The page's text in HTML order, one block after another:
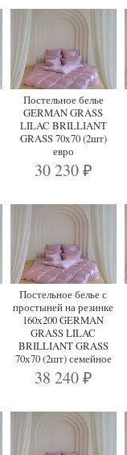
Постельное белье
GERMAN GRASS
LILAC BRILLIANT
GRASS 70х70 (2шт)
евро
30 230 ₽
Постельное белье с
простыней на резинке
160х200 GERMAN
GRASS LILAC
BRILLIANT GRASS
70х70 (2шт) семейное
38 240 ₽